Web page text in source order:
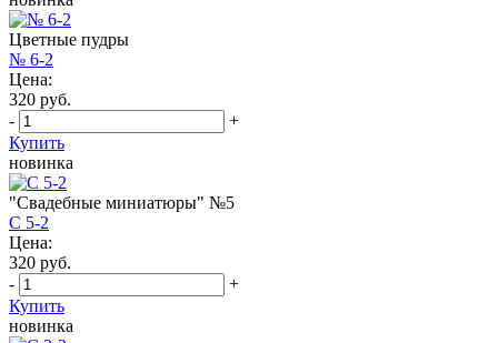
Цветные пудры
№ 6-2
Цена:
320 руб.
-
+
Купить
новинка
"Свадебные миниатюры" №5
С 5-2
Цена:
320 руб.
-
+
Купить
новинка